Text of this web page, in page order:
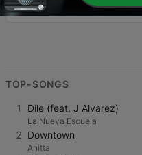
Latino
8K
TOP-SONGS
1 Dile (feat. J Alvarez)
La Nueva Escuela
2 Downtown
Anitta